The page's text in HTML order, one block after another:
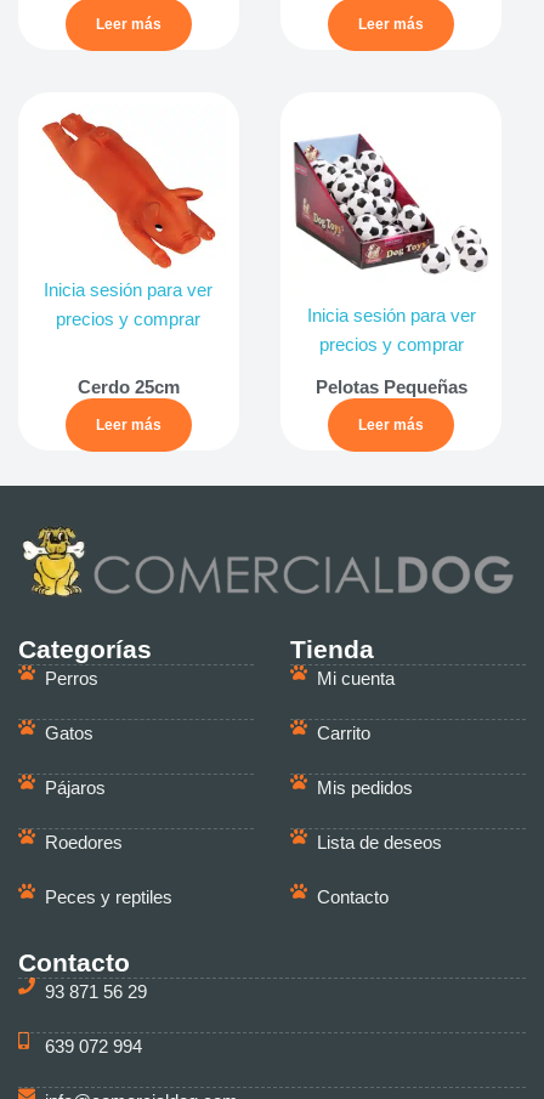
Leer más Leer más
Inicia sesión para ver
precios y comprar
Cerdo 25cm
Leer más
Inicia sesión para ver
precios y comprar
Pelotas Pequeñas
Leer más
Categorías
Perros
Gatos
Pájaros
Roedores
Peces y reptiles
Tienda
Mi cuenta
Carrito
Mis pedidos
Lista de deseos
Contacto
Contacto
93 871 56 29
639 072 994